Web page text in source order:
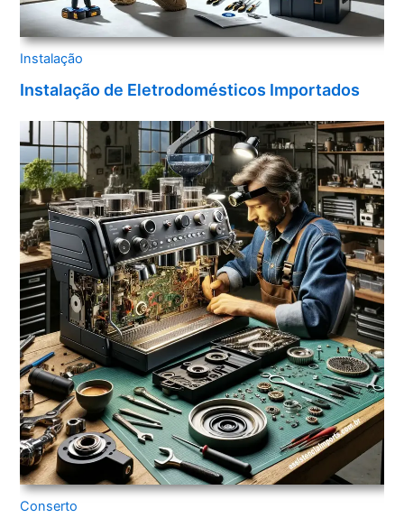
Instalação
Instalação de Eletrodomésticos Importados
Conserto